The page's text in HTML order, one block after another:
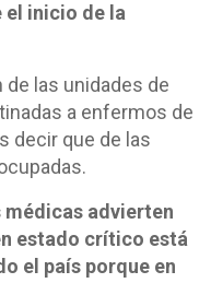
inicio de la
las unidades de
a enfermos de
decir que de las
advierten
estado crítico está
el país porque en